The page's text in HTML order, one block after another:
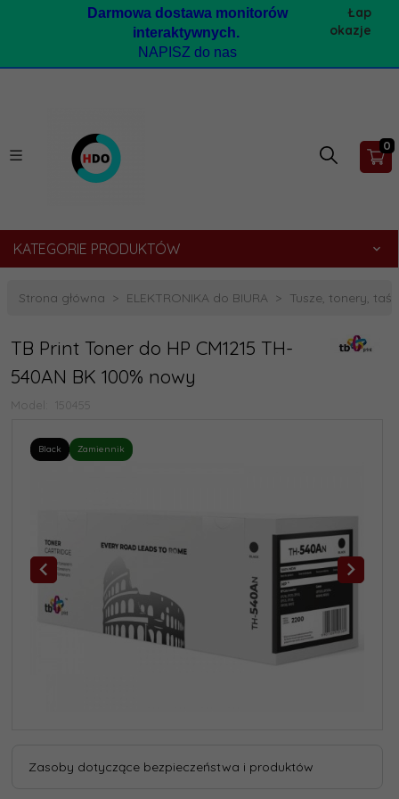
Darmowa dostawa monitorów
interaktywnych.
NAPISZ do nas
Łap
okazje
0
KATEGORIE PRODUKTÓW
Strona główna ELEKTRONIKA do BIURA Tusze, tonery,
TB Print Toner do HP CM1215 TH-
540AN BK 100% nowy
Model: 150455
Black Zamiennik
Zasoby dotyczące bezpieczeństwa i produktów